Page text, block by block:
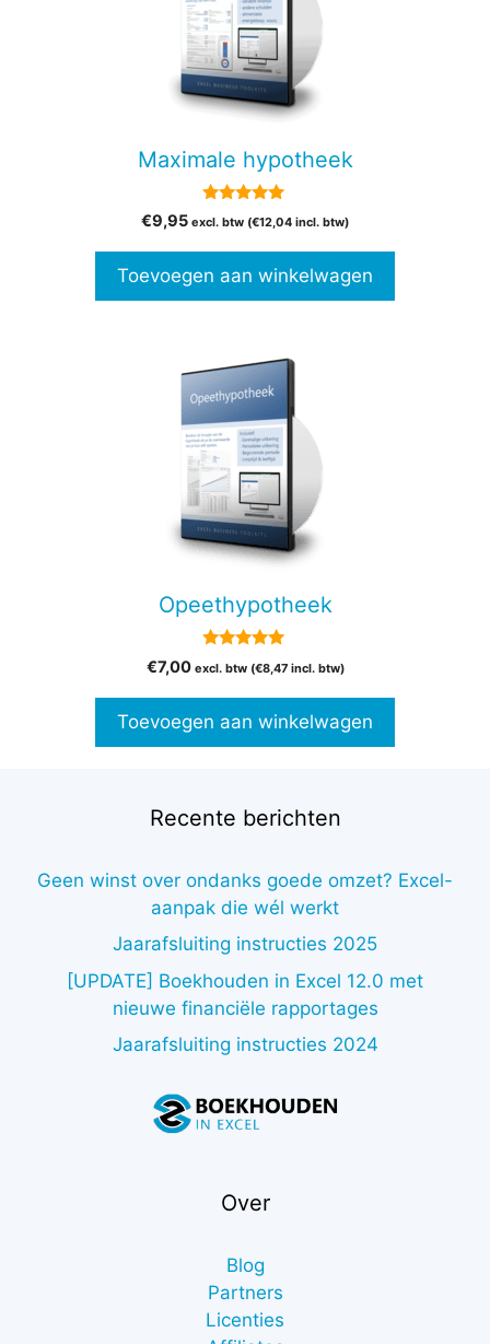
Maximale hypotheek
5.00
van 5
€9,95 excl. btw (€12,04 incl. btw)
Toevoegen aan winkelwagen
Opeethypotheek
5.00
van 5
€7,00 excl. btw (€8,47incl. btw)
Toevoegen aan winkelwagen
Recente berichten
Geen winst over ondanks goede omzet? Excel-
aanpak die wél werkt
Jaarafsluiting instructies 2025
[UPDATE] Boekhouden in Excel 12.0 met
nieuwe financiële rapportages
Jaarafsluiting instructies 2024
Over
Blog
Partners
Licenties